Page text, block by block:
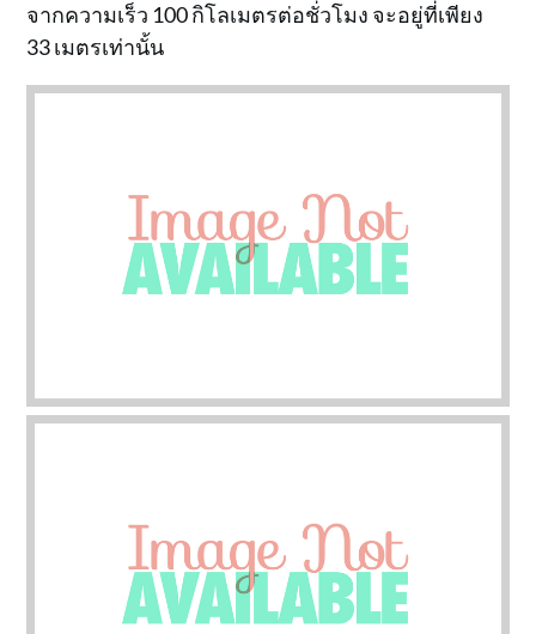
จากความเร็ว 100 กิโลเมตรต่อชั่วโมง จะอยู่ที่เพียง
33 เมตรเท่านั้น